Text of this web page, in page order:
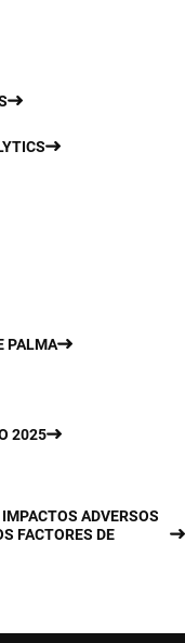
PALMA
2025
ADVERSOS
FACTORES DE